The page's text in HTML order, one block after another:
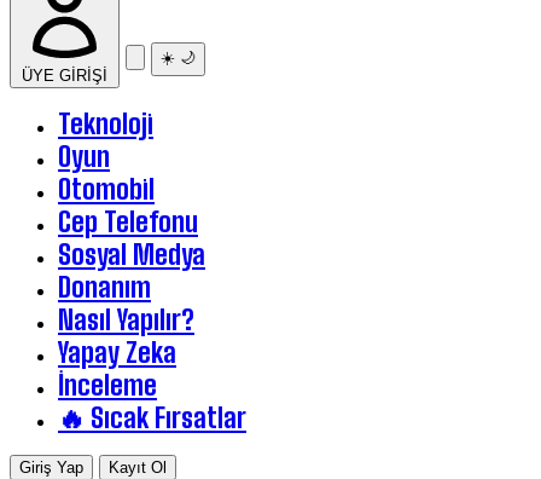
ÜYE GİRİŞİ
☀️ 🌙
Teknoloji
Oyun
Otomobil
Cep Telefonu
Sosyal Medya
Donanım
Nasıl Yapılır?
Yapay Zeka
İnceleme
🔥 Sıcak Fırsatlar
Giriş Yap Kayıt Ol